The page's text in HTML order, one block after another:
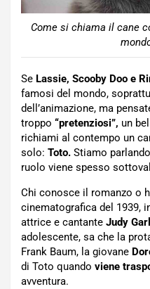
Come si chiama il cane
Se Lassie, Scooby Doo e
famosi del mondo,
dell’animazione, ma
troppo “pretenziosi”, un
richiami al contempo un
solo: Toto. Stiamo
ruolo viene spesso
Chi conosce il romanzo o
cinematografica del 1939,
attrice e cantante Judy
adolescente, sa che la
Frank Baum, la giovane
di Toto quando viene
avventura.